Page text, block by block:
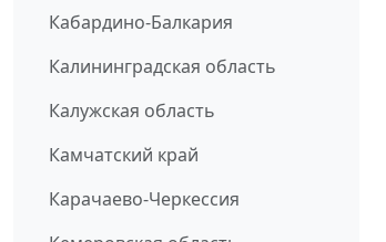
Кабардино-Балкария
Калининградская область
Калужская область
Камчатский край
Карачаево-Черкессия